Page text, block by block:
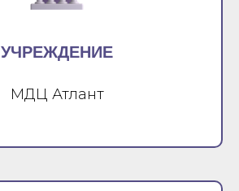
УЧРЕЖДЕНИЕ
МДЦ Атлант